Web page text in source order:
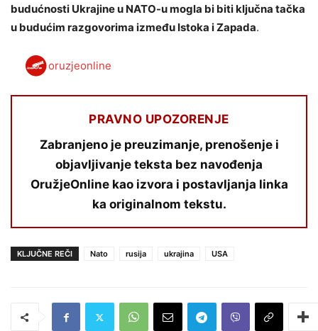
budućnosti Ukrajine u NATO-u mogla bi biti ključna tačka
u budućim razgovorima između Istoka i Zapada.
oruzjeonline
PRAVNO UPOZORENJE
Zabranjeno je preuzimanje, prenošenje i
objavljivanje teksta bez navođenja
OružjeOnline kao izvora i postavljanja linka
ka originalnom tekstu.
KLJUČNE REČI Nato rusija ukrajina USA